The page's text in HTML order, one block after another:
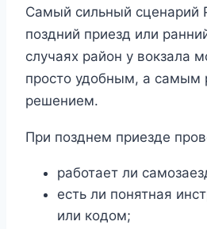
Самый сильный сценарий
поздний приезд или
случаях район у вокзала
просто удобным, а самым
решением.
При позднем приезде
работает ли
есть ли понятная
или кодом;